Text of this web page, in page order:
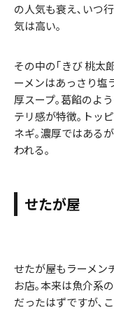
の人気も衰え､いつ
気は高い｡
その中の｢きび 桃太
ーメンはあっさり塩
厚スープ｡葛餡のよ
テリ感が特徴｡トッ
ネギ｡濃厚ではある
われる｡
せたが屋
せたが屋もラーメン
お店｡本来は魚介系
だったはずですが､